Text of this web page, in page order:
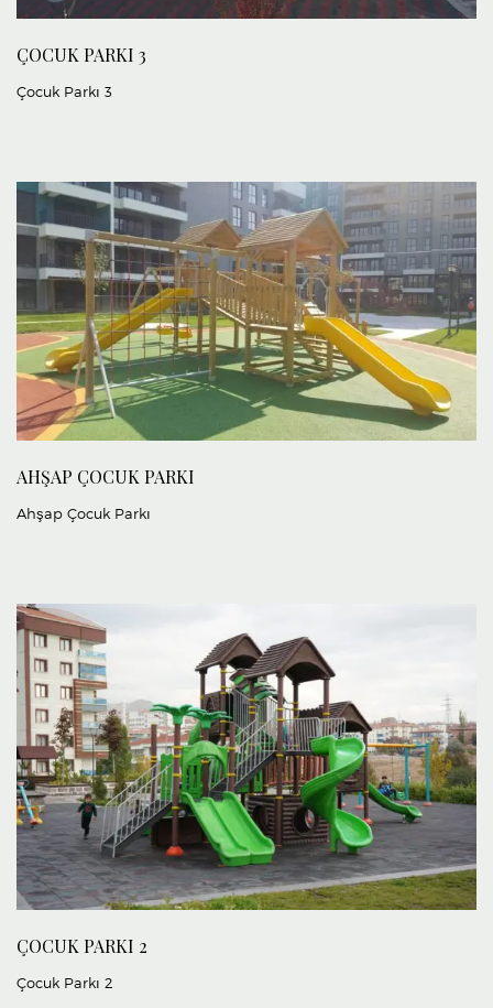
ÇOCUK PARKI 3
Çocuk Parkı 3
AHŞAP ÇOCUK PARKI
Ahşap Çocuk Parkı
ÇOCUK PARKI 2
Çocuk Parkı 2